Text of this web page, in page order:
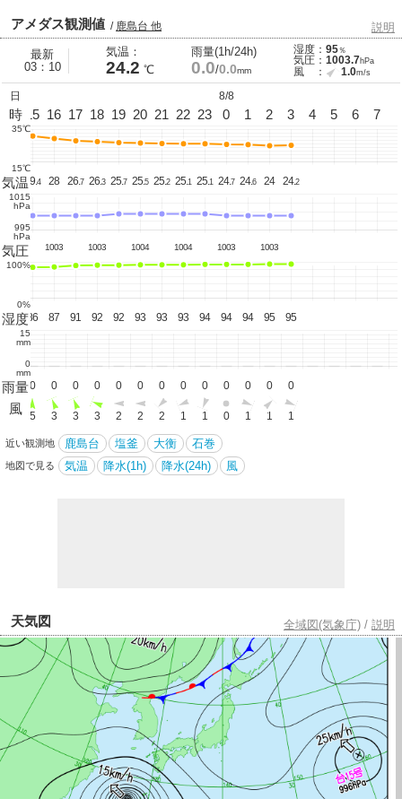
アメダス観測値 / 鹿島台 他 説明
最新
03：10
気温：
24.2 ℃
雨量(1h/24h)
0.0/0.0mm
湿度： 95％
気圧： 1003.7hPa
風 ： 1.0m/s
日
時
14 15 16 17 18 19 20 21 22 23
8/8
0 1 2 3 4 5 6 7
35℃
15℃
気温
29. 8 29. 4 28 26. 7 26. 3 25. 7 25. 5 25. 2 25. 1 25. 1 24.7 24.6 24 24.2
1015
hPa
995
hPa
気圧
1003 1003 1003 1004 1004 1003
1003
100%
0%
湿度
85 86 87 91 92 92 93 93 93 94 94 94 95 95
15
mm
0
mm
雨量
0 0 0 0 0 0 0 0 0 0 0 0 0 0
風
5 5 3 3 3 2 2 2 1 1 0 1 1 1
近い観測地 鹿島台 塩釜 大衡 石巻
地図で見る 気温 降水(1h) 降水(24h) 風
天気図 全域図(気象庁) / 説明